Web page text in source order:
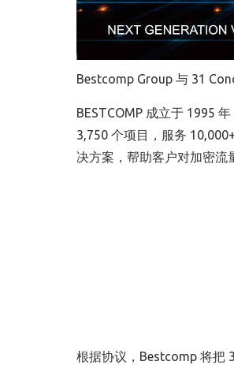
Bestcomp Group 与 31
BESTCOMP 成立于 1995
3,750 个项目，服务
决方案，帮助客户对加密流
根据协议，Bestcomp 将把